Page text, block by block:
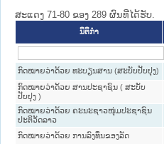
ສະແດງ 71-80 ຂອງ 289 ຜົນທີ່ໄດ້ຮັບ.
ນິຕິກໍາ
ກົດໝາຍວ່າດ້ວຍ ທະບຽນສານ (ສະບັບປັບປຸງ)
ກົດໝາຍວ່າດ້ວຍ ສານປະຊາຊົນ ( ສະບັບ
ປັບປຸງ )
ກົດໝາຍວ່າດ້ວຍ ຄະນະຊາວໜຸ່ມປະຊາຊົນ
ປະຕິວັດລາວ
ກົດໝາຍວ່າດ້ວຍ ການລົງທຶນຂອງລັດ